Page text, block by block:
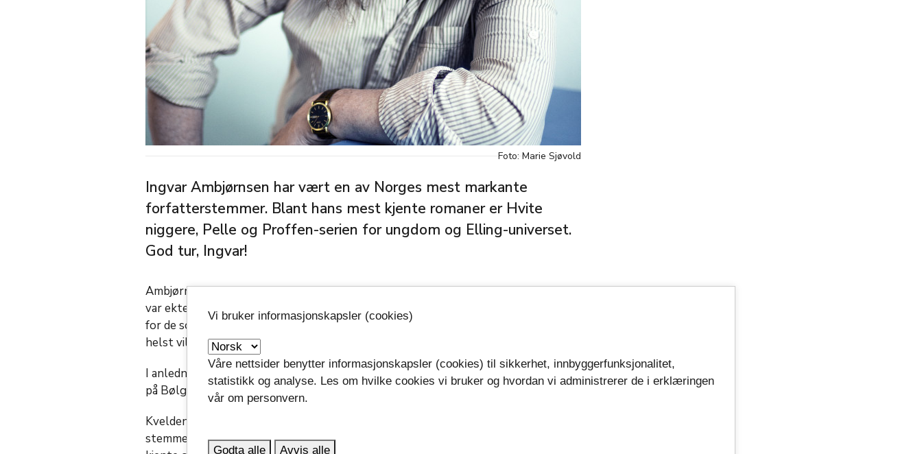
Foto: Marie Sjøvold
Ingvar Ambjørnsen har vært en av Norges mest markante
forfatterstemmer. Blant hans mest kjente romaner er Hvite
niggere, Pelle og Proffen-serien for ungdom og Elling-universet.
God tur, Ingvar!
Ambjørnsen skrev om det som var vanskelig, det som ikke passet inn og det som
var ekte. Hans perspektiv var ikke ut fra det etablerte. Han var en tydelig stemme
for de som sjelden fikk komme til orde, og ga plass til mennesker som samfunnet
helst ville overse. Han minnet oss på at alle mennesker har en verdi.
I anledning hans bortgang 19. juli i år, vil det avholdes et stort minnearrangement
på Bølgen kulturhus i Larvik 18. september kl 19.
Kvelden setter søkelys på mangfold, raushet, ytringsfrihet og outsiderens
stemme. Her vil publikum blant annet få et gjensyn med Elling og utdrag fra andre
Vi bruker informasjonskapsler (cookies)
Våre nettsider benytter informasjonskapsler (cookies) til sikkerhet, innbyggerfunksjonalitet,
statistikk og analyse. Les om hvilke cookies vi bruker og hvordan vi administrerer de i erklæringen
vår om personvern.
Godta alle Avvis alle